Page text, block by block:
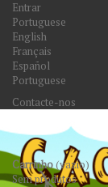
Entrar
Portuguese
English
Français
Español
Portuguese
Contacte-nos
Carrinho(vazio)
Sem produtos